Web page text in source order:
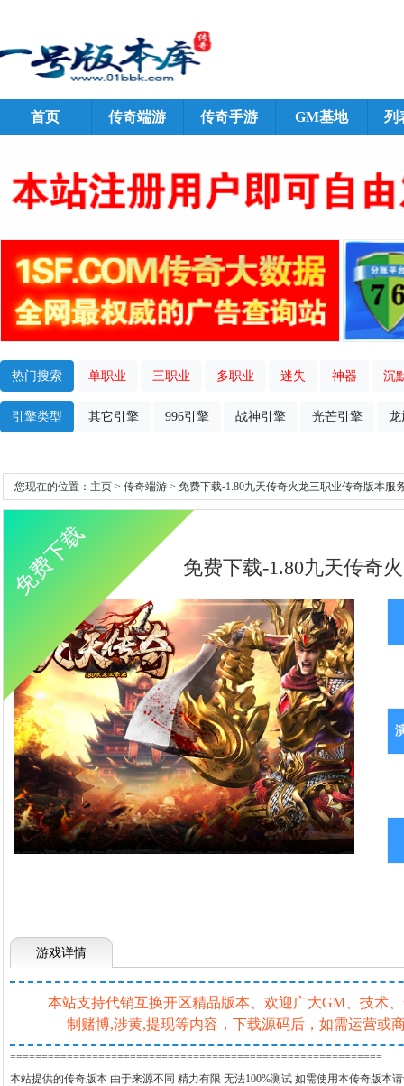
首页 传奇端游 传奇手游 GM基地 列
热门搜索 单职业 三职业 多职业 迷失 神器 沉
引擎类型 其它引擎 996引擎 战神引擎 光芒引擎 龙
您现在的位置： 主页 > 传奇端游 > 免费下载-1.80九天传奇火龙三职业传奇版本服
免费下载 免费下载-1.80九天传奇
游戏详情
本站支持代销互换开区精品版本、欢迎广大GM、技术
制赌博,涉黄,提现等内容，下载源码后，如需运营或
===========================================================
本站提供的传奇版本 由于来源不同 精力有限 无法100%测试 如需使用本传奇版本